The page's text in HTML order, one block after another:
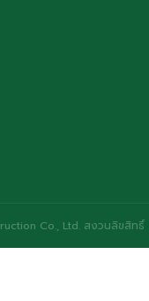
Co., Ltd. สงวนลิขสิทธิ์